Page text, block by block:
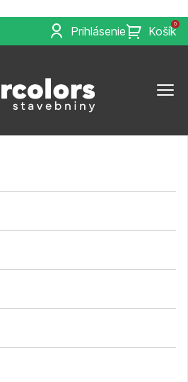
Prihlásenie
0
Košík